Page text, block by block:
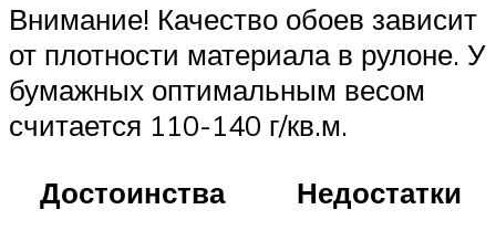
Внимание! Качество обоев зависит
от плотности материала в рулоне. У
бумажных оптимальным весом
считается 110-140 г/кв.м.
Достоинства
Недостатки